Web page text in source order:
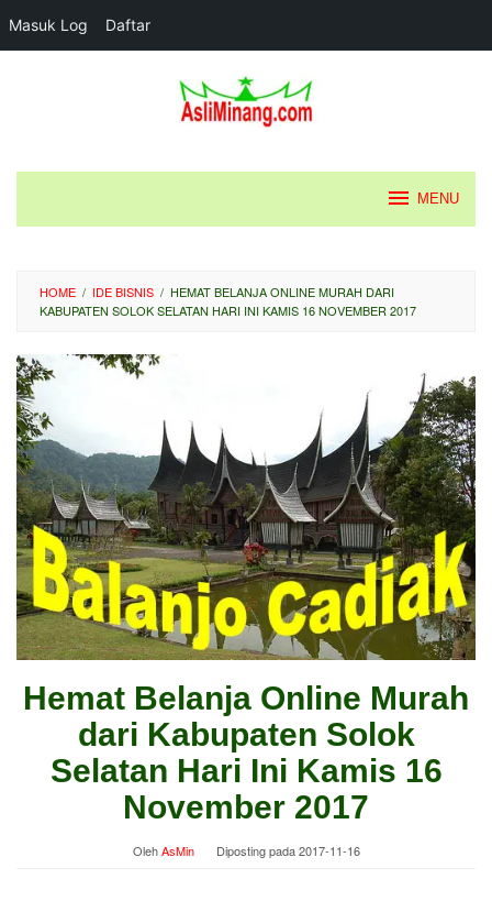
Masuk Log Daftar
MENU
HOME / IDE BISNIS / HEMAT BELANJA ONLINE MURAH DARI
KABUPATEN SOLOK SELATAN HARI INI KAMIS 16 NOVEMBER 2017
Hemat Belanja Online Murah
dari Kabupaten Solok
Selatan Hari Ini Kamis 16
November 2017
OlehAsMin Diposting pada2017-11-16